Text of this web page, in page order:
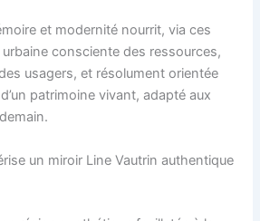
et modernité nourrit, via ces
consciente des ressources,
usagers, et résolument orientée
patrimoine vivant, adapté aux
un miroir Line Vautrin authentique